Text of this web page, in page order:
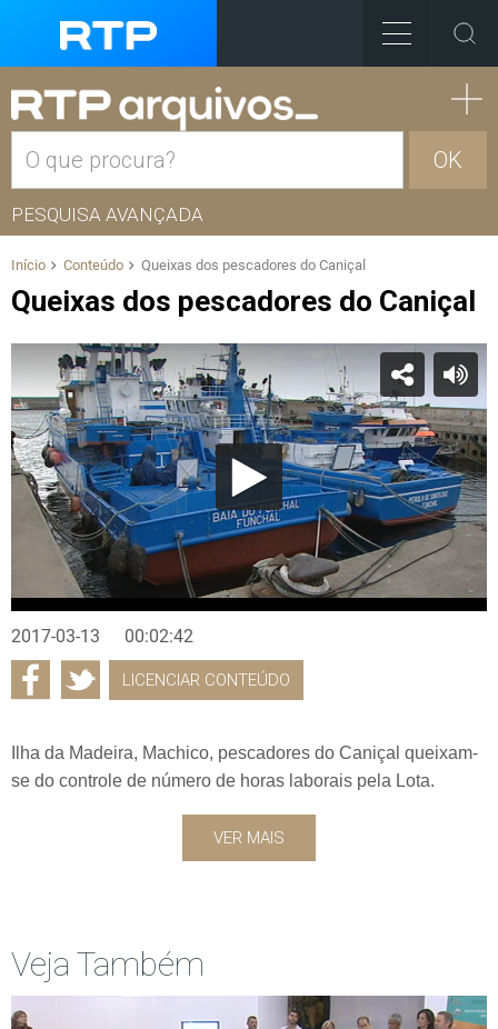
OK
PESQUISA AVANÇADA
Início Conteúdo Queixas dos pescadores do Caniçal
Queixas dos pescadores do Caniçal
2017-03-13 00:02:42
LICENCIAR CONTEÚDO
Ilha da Madeira, Machico, pescadores do Caniçal queixam-
se do controle de número de horas laborais pela Lota.
VER MAIS
Veja Também